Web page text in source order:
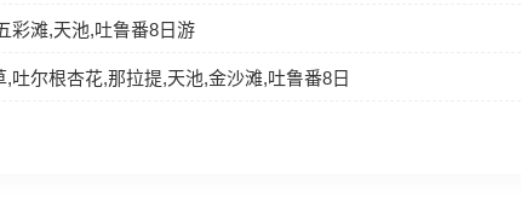
彩滩,天池,吐鲁番8日游
吐尔根杏花,那拉提,天池,金沙滩,吐鲁番8日